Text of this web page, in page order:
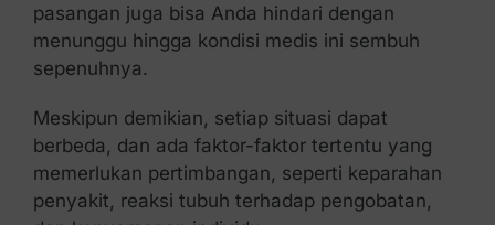
pasangan juga bisa Anda hindari dengan
menunggu hingga kondisi medis ini sembuh
sepenuhnya.
Meskipun demikian, setiap situasi dapat
berbeda, dan ada faktor-faktor tertentu yang
memerlukan pertimbangan, seperti keparahan
penyakit, reaksi tubuh terhadap pengobatan,